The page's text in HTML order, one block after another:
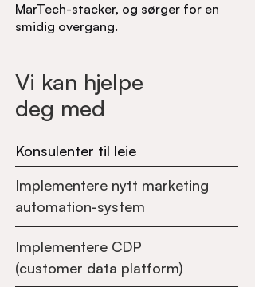
MarTech-stacker, og sørger for en
smidig overgang.
Vi kan hjelpe
deg med
Konsulenter til leie
Implementere nytt marketing
automation-system
Implementere CDP
(customer data platform)